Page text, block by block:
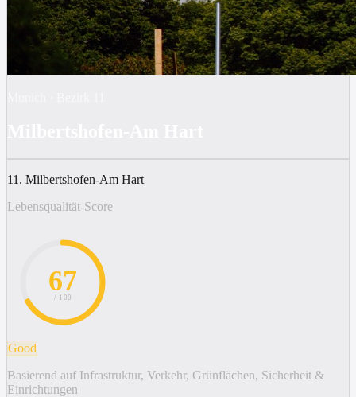
11. Milbertshofen-Am Hart
Lebensqualität-Score
67
/ 100
Good
Basierend auf Infrastruktur, Verkehr, Grünflächen, Sicherheit &
Einrichtungen